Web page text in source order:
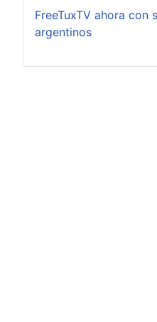
FreeTuxTV ahora con
argentinos